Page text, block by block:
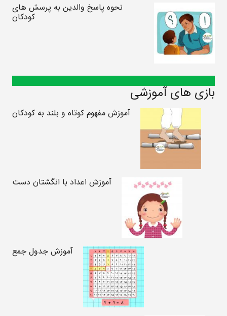
نحوه پاسخ والدین به پرسش های
کودکان
بازی های آموزشی
آموزش مفهوم کوتاه و بلند به کودکان
آموزش اعداد با انگشتان دست
آموزش جدول جمع